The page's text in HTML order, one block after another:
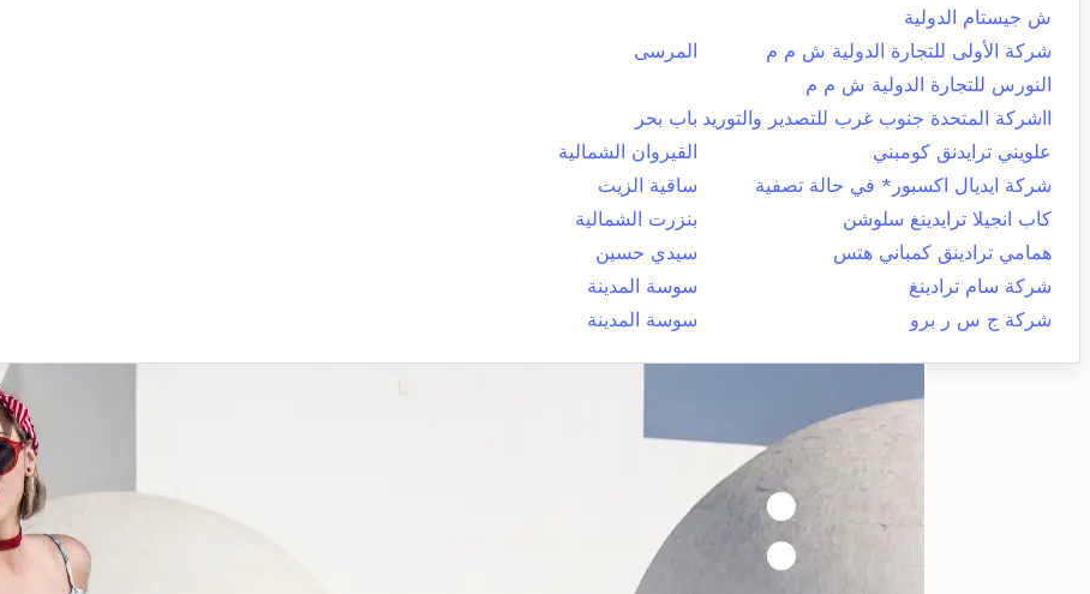
ش جيستام الدولية
شركة الأولى للتجارة الدولية ش م م
المرسى
النورس للتجارة الدولية ش م م
ااشركة المتحدة جنوب غرب للتصدير والتوريد باب بحر
علويني ترايدنق كومبني
القيروان الشمالية
شركة ايديال اكسبور* في حالة تصفية
ساقية الزيت
كاب انجيلا ترايدينغ سلوشن
بنزرت الشمالية
همامي ترادينق كمباني هتس
سيدي حسين
شركة سام ترادينغ
سوسة المدينة
شركة ج س ر برو
سوسة المدينة